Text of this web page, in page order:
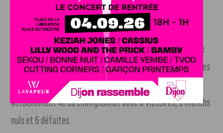
phase finale du championnat
DFCO. Pour le compte de la 20e journée de National, le
DFCO jouait contre Châteauroux à domicile. Les deux équipes
se sont quittées sur un score de parité (1-1). Dijon est
actuellement 4e du championnat avec 8 victoires, 6 matchs
nuls et 6 défaites.